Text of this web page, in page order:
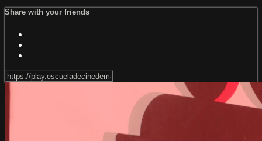
Share with your friends